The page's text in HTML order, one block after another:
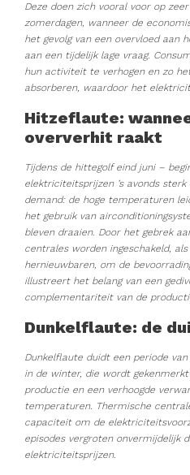
Deze doen zich vooral voor op
zomerdagen, wanneer de
het gevolg van een overvloed aan
aan een tijdelijk lage vraag.
hun activiteit te verhogen en zo
absorberen, waardoor het
Hitzeflaute:
oververhit raakt
Tijdens de hittegolf eind juni –
elektriciteitsprijzen ’s avonds
demand: de hoge temperaturen
het gebruik van
bleven draaien. Door het gebrek
centrales worden ingeschakeld,
hernieuwbaren, om de
illustreert het belang van een
complementariteit van de
Dunkelflaute: de
Dunkelflaute duidt een periode
in de winter, die wordt
productie en een verhoogde
temperaturen. Thermische
capaciteit om de
episodes vergroten onvermijdelijk
elektriciteitsprijzen.